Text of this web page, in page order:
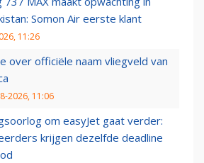
Somon Air eerste klant
11:26
over officiële naam vliegveld van
2026, 11:06
om easyJet gaat verder:
krijgen dezelfde deadline